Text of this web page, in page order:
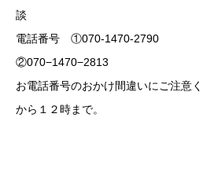
電話番号 ①070-1470-2790
お電話番号のおかけ間違いにご注意
から１２時まで。